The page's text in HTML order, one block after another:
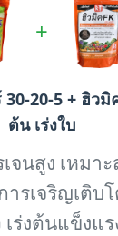
+
20-5 + ฮิวมิ
ต้น เร่งใบ
จนสูง เหมา
รเจริญเติบโ
เร่งต้นแข็งแร